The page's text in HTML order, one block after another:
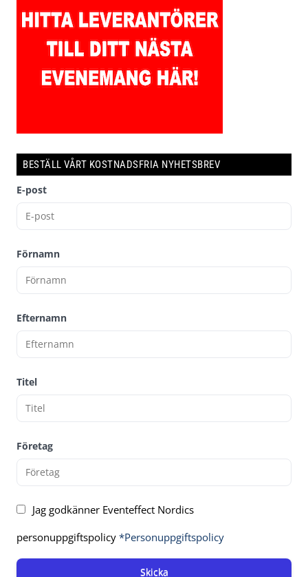
BESTÄLL VÅRT KOSTNADSFRIA NYHETSBREV
E-post
Förnamn
Efternamn
Titel
Företag
Jag godkänner Eventeffect Nordics
personuppgiftspolicy *Personuppgiftspolicy
Skicka